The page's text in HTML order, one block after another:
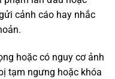
cảnh cáo hay nhắc
hoặc có nguy cơ ảnh
tạm ngưng hoặc khóa